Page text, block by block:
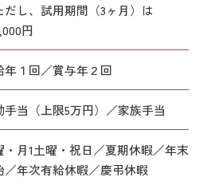
し、試用期間（3ヶ月）は
円
年１回／賞与年２回
手当（上限5万円）／家族手当
・月1土曜・祝日／夏期休暇／年末
／年次有給休暇／慶弔休暇